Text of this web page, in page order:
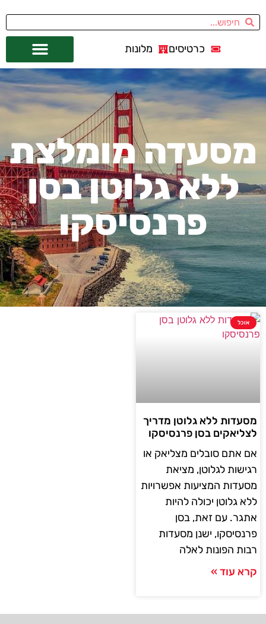
כרטיסים מלונות
מסעדה מומלצת
ללא גלוטן בסן
פרנסיסקו
אוכל
מסעדות ללא גלוטן מדריך
לצליאקים בסן פרנסיסקו
אם אתם סובלים מצליאק או
רגישות לגלוטן, מציאת
מסעדות המציעות אפשרויות
ללא גלוטן יכולה להיות
אתגר. עם זאת, בסן
פרנסיסקו, ישנן מסעדות
רבות הפונות לאלה
קרא עוד »